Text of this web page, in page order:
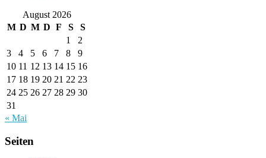
August 2026
M D M D F S
S
1
2
3
4 5 6 7 8
9
10 11 12 13 14 15 16
17 18 19 20 21 22 23
24 25 26 27 28 29 30
31
« Mai
Seiten